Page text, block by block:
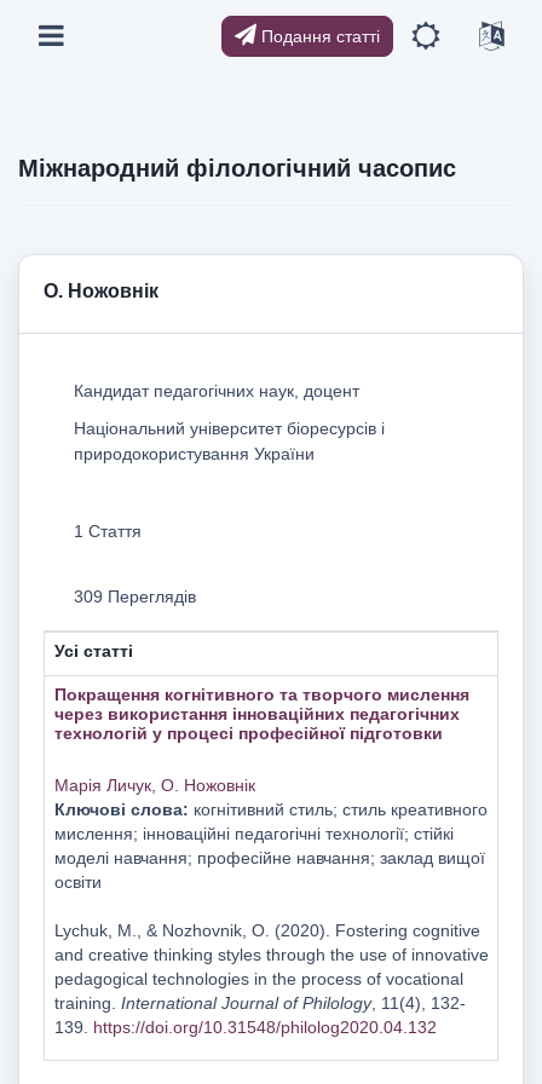
Подання статті
Міжнародний філологічний часопис
О. Ножовнік
Кандидат педагогічних наук, доцент
Національний університет біоресурсів і
природокористування України
1 Стаття
309 Переглядів
Усі статті
Покращення когнітивного та творчого мислення
через використання інноваційних педагогічних
технологій у процесі професійної підготовки
Марія Личук, О. Ножовнік
Ключові слова: когнітивний стиль; стиль креативного
мислення; інноваційні педагогічні технології; стійкі
моделі навчання; професійне навчання; заклад вищої
освіти
Lychuk, M., & Nozhovnik, O. (2020). Fostering cognitive
and creative thinking styles through the use of innovative
pedagogical technologies in the process of vocational
training. International Journal of Philology, 11(4), 132-
139. https://doi.org/10.31548/philolog2020.04.132